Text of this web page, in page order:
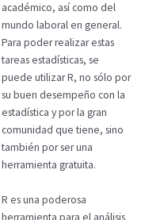
académico, así como del
mundo laboral en general.
Para poder realizar estas
tareas estadísticas, se
puede utilizar R, no sólo por
su buen desempeño con la
estadística y por la gran
comunidad que tiene, sino
también por ser una
herramienta gratuita.
R es una poderosa
herramienta para el análisis